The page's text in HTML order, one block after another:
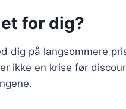
for dig?
dig på langsommere
ikke en krise før